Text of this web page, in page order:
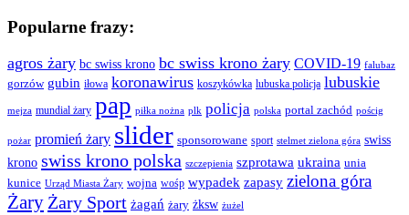
Popularne frazy:
agros żary bc swiss krono bc swiss krono żary COVID-19 falubaz
gorzów gubin iłowa koronawirus koszykówka lubuska policja lubuskie
mejza mundial żary pap piłka nożna plk policja polska portal zachód pościg
pożar promień żary slider sponsorowane sport stelmet zielona góra swiss
krono swiss krono polska szczepienia szprotawa ukraina unia
kunice Urząd Miasta Żary wojna wośp wypadek zapasy zielona góra
Żary Żary Sport żagań żary żksw żużel